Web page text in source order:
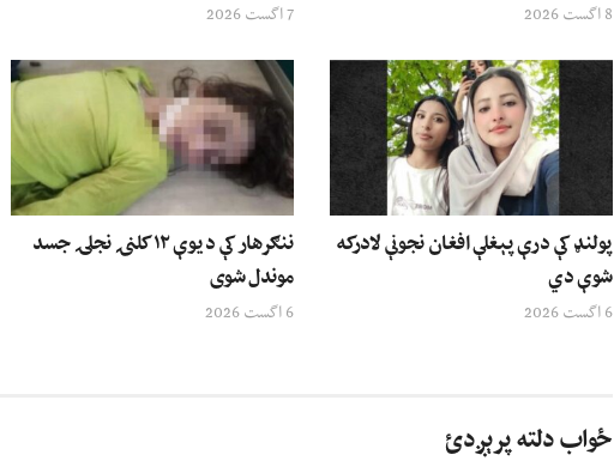
8 اگست 2026 7 اگست 2026
پولنډ کې درې پېغلې افغان نجونې لادرکه
شوې دي
6 اگست 2026
ننګرهار کې د یوې ۱۲ کلنۍ نجلۍ جسد
موندل شوی
6 اگست 2026
ځواب دلته پرېږدئ